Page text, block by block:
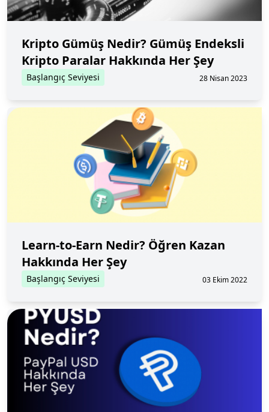
Kripto Gümüş Nedir? Gümüş Endeksli
Kripto Paralar Hakkında Her Şey
Başlangıç Seviyesi 28 Nisan 2023
Learn-to-Earn Nedir? Öğren Kazan
Hakkında Her Şey
Başlangıç Seviyesi 03 Ekim 2022